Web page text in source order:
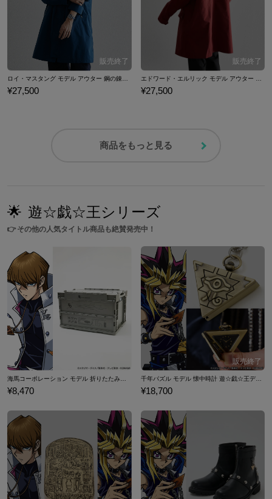
ロイ・マスタング モデル アウター 鋼の錬金術師
¥27,500
エドワード・エルリック モデル アウター 鋼の錬金術師
¥27,500
商品をもっと見る
🌟 遊☆戯☆王シリーズ
👉その他の人気タイトル商品も絶賛発売中！
¥8,470
千年パズル モデル 懐中時計 遊☆戯☆王デュエルモンスターズ
¥18,700